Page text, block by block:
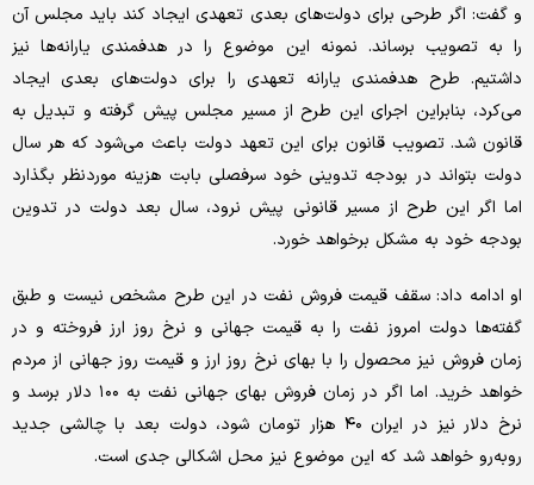
و گفت: اگر طرحی برای دولت‌های بعدی تعهدی ایجاد کند باید مجلس آن
را به تصویب برساند. نمونه این موضوع را در هدفمندی یارانه‌ها نیز
داشتیم. طرح هدفمندی یارانه تعهدی را برای دولت‌های بعدی ایجاد
می‌کرد، بنابراین اجرای این طرح از مسیر مجلس پیش گرفته و تبدیل به
قانون شد. تصویب قانون برای این تعهد دولت باعث می‌شود که هر سال
دولت بتواند در بودجه تدوینی خود سرفصلی بابت هزینه موردنظر بگذارد
اما اگر این طرح از مسیر قانونی پیش نرود، سال بعد دولت در تدوین
بودجه خود به مشکل برخواهد خورد.
او ادامه داد: سقف قیمت فروش نفت در این طرح مشخص نیست و طبق
گفته‌ها دولت امروز نفت را به قیمت جهانی و نرخ روز ارز فروخته و در
زمان فروش نیز محصول را با بهای نرخ روز ارز و قیمت روز جهانی از مردم
خواهد خرید. اما اگر در زمان فروش بهای جهانی نفت به ۱۰۰ دلار برسد و
نرخ دلار نیز در ایران ۴۰ هزار تومان شود، دولت بعد با چالشی جدید
روبه‌رو خواهد شد که این موضوع نیز محل اشکالی جدی است.